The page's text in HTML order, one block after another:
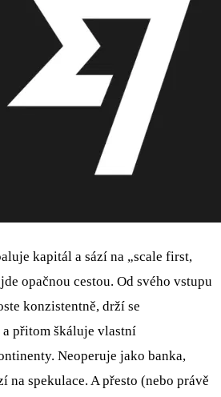
kapitál a sází na „scale first,
opačnou cestou. Od svého vstupu
konzistentně, drží se
přitom škáluje vlastní
Neoperuje jako banka,
na spekulace. A přesto (nebo právě